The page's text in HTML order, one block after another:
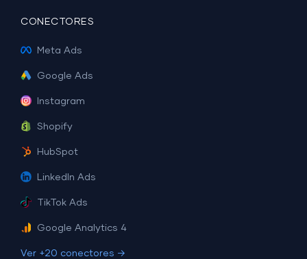
CONECTORES
Meta Ads
Google Ads
Instagram
Shopify
HubSpot
LinkedIn Ads
TikTok Ads
Google Analytics 4
Ver +20 conectores →